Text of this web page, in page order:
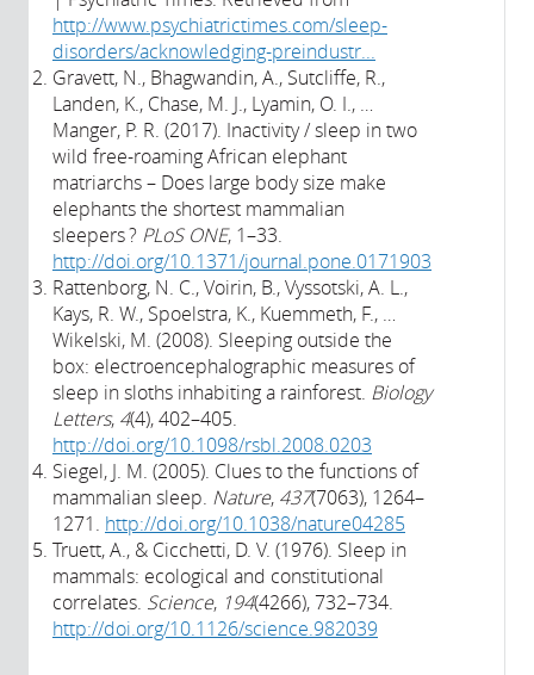
http://www.psychiatrictimes.com/sleep-
disorders/acknowledging-preindustr...
​Gravett, N., Bhagwandin, A., Sutcliffe, R.,
Landen, K., Chase, M. J., Lyamin, O. I., …
Manger, P. R. (2017). Inactivity / sleep in two
wild free-roaming African elephant
matriarchs – Does large body size make
elephants the shortest mammalian
sleepers ? PLoS ONE, 1–33.
http://doi.org/10.1371/journal.pone.0171903
Rattenborg, N. C., Voirin, B., Vyssotski, A. L.,
Kays, R. W., Spoelstra, K., Kuemmeth, F., …
Wikelski, M. (2008). Sleeping outside the
box: electroencephalographic measures of
sleep in sloths inhabiting a rainforest. Biology
Letters, 4(4), 402–405.
http://doi.org/10.1098/rsbl.2008.0203
Siegel, J. M. (2005). Clues to the functions of
mammalian sleep. Nature, 437(7063), 1264–
1271. http://doi.org/10.1038/nature04285
Truett, A., & Cicchetti, D. V. (1976). Sleep in
mammals: ecological and constitutional
correlates. Science, 194(4266), 732–734.
http://doi.org/10.1126/science.982039